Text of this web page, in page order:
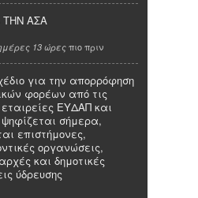
ΤΗΝ ΑΣΑ
13 ώρες πιο πριν
για την απορρόφηση
φορέων από τις
ΕΥΔΑΠ και
σήμερα,
επιστήμονες,
οργανώσεις,
και δημοτικές
ύδρευσης